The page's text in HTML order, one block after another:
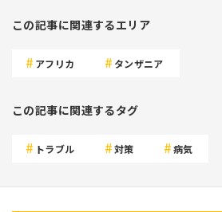
この記事に関連するエリア
アフリカ タンザニア
この記事に関連するタグ
トラブル 対策 病気